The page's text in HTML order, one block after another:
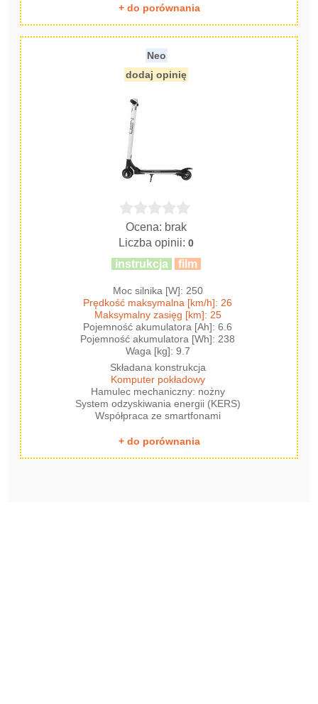
+ do porównania
Neo
dodaj opinię
Ocena: brak
Liczba opinii:0
instrukcja film
Moc silnika [W]: 250
Prędkość maksymalna [km/h]: 26
Maksymalny zasięg [km]: 25
Pojemność akumulatora [Ah]: 6.6
Pojemność akumulatora [Wh]: 238
Waga [kg]: 9.7
Składana konstrukcja
Komputer pokładowy
Hamulec mechaniczny: nożny
System odzyskiwania energii (KERS)
Współpraca ze smartfonami
+ do porównania